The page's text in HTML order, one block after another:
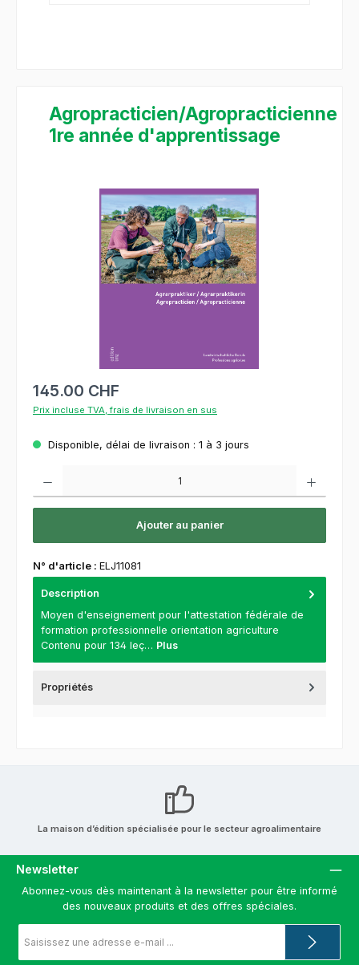
Agropracticien/Agropracticienne
1re année d'apprentissage
Ignorer la galerie d'images
145.00 CHF
Prix incluse TVA, frais de livraison en sus
Disponible, délai de livraison : 1 à 3 jours
Ajouter au panier
N° d'article : ELJ11081
Description
Moyen d'enseignement pour l'attestation fédérale de
formation professionnelle orientation agriculture
Contenu pour 134 leç… Plus
Propriétés
La maison d’édition spécialisée pour le secteur agroalimentaire
Newsletter
Abonnez-vous dès maintenant à la newsletter pour être informé
des nouveaux produits et des offres spéciales.
e-
*